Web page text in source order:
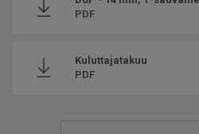
PDF
Kuluttajatakuu
PDF